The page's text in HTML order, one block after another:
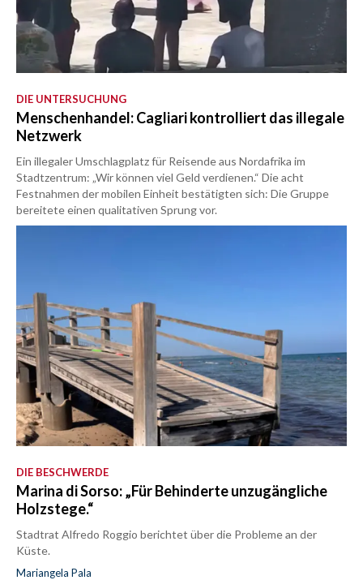
DIE UNTERSUCHUNG
Menschenhandel: Cagliari kontrolliert das illegale
Netzwerk
Ein illegaler Umschlagplatz für Reisende aus Nordafrika im
Stadtzentrum: „Wir können viel Geld verdienen.“ Die acht
Festnahmen der mobilen Einheit bestätigten sich: Die Gruppe
bereitete einen qualitativen Sprung vor.
DIE BESCHWERDE
Marina di Sorso: „Für Behinderte unzugängliche
Holzstege.“
Stadtrat Alfredo Roggio berichtet über die Probleme an der
Küste.
Mariangela Pala